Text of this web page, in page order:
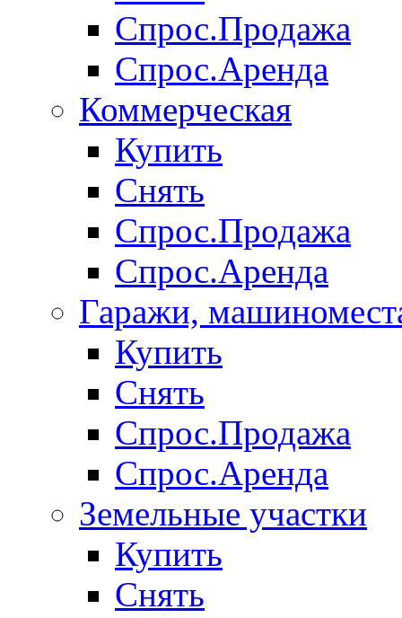
Спрос.Продажа
Спрос.Аренда
Коммерческая
Купить
Снять
Спрос.Продажа
Спрос.Аренда
Гаражи,
Купить
Снять
Спрос.Продажа
Спрос.Аренда
Земельные участки
Купить
Снять